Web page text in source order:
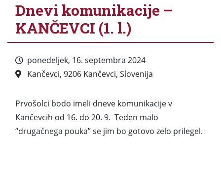
Dnevi komunikacije –
KANČEVCI (1. l.)
ponedeljek, 16. septembra 2024
Kančevci, 9206 Kančevci, Slovenija
Prvošolci bodo imeli dneve komunikacije v
Kančevcih od 16. do 20. 9. Teden malo
“drugačnega pouka” se jim bo gotovo zelo prilegel.